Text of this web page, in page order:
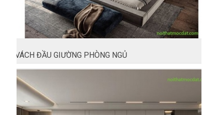
VÁCH ĐẦU GIƯỜNG PHÒNG NGỦ